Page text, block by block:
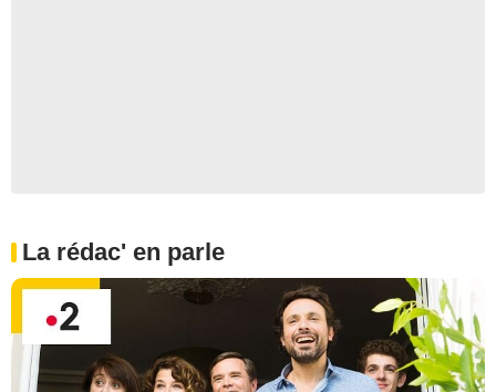
La rédac' en parle